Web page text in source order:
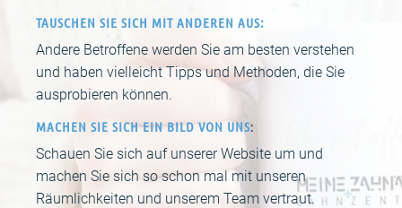
TAUSCHEN SIE SICH MIT ANDEREN AUS:
Andere Betroffene werden Sie am besten verstehen
und haben vielleicht Tipps und Methoden, die Sie
ausprobieren können.
MACHEN SIE SICH EIN BILD VON UNS:
Schauen Sie sich auf unserer Website um und
machen Sie sich so schon mal mit unseren
Räumlichkeiten und unserem Team vertraut.